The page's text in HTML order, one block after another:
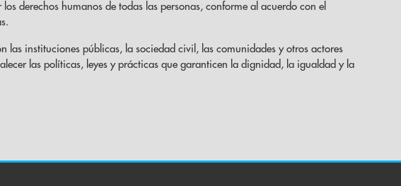
derechos humanos de todas las personas, conforme al acuerdo con el
las instituciones públicas, la sociedad civil, las comunidades y otros actores
las políticas, leyes y prácticas que garanticen la dignidad, la igualdad y la